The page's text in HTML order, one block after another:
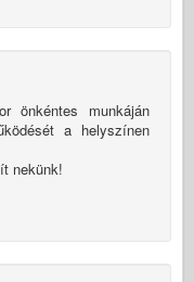
önkéntes munkáján
a helyszínen
nekünk!